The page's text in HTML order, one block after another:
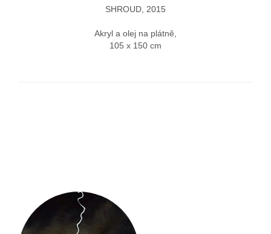
SHROUD, 2015
Akryl a olej na plátně,
105 x 150 cm